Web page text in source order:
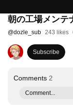
朝の工場メンテ
@dozle_sub 243 likes
Subscribe
Comments 2
Comment...